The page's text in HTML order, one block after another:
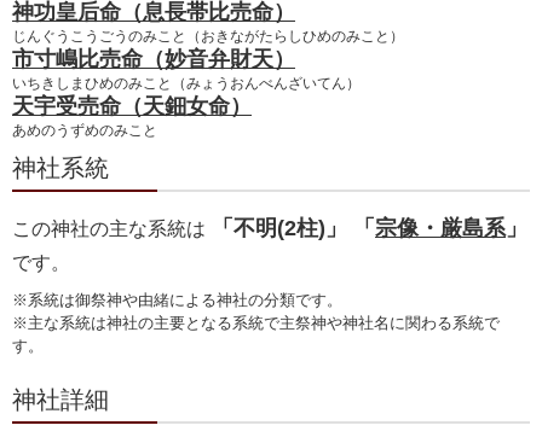
神功皇后命（息長帯比売命）
じんぐうこうごうのみこと（おきながたらしひめのみこと）
市寸嶋比売命（妙音弁財天）
いちきしまひめのみこと（みょうおんべんざいてん）
天宇受売命（天鈿女命）
あめのうずめのみこと
神社系統
この神社の主な系統は 「不明(2柱)」 「 宗像・厳島系」
です。
※系統は御祭神や由緒による神社の分類です。
※主な系統は神社の主要となる系統で主祭神や神社名に関わる系統で
す。
神社詳細